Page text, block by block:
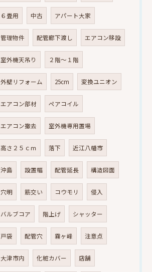
６畳用 中古 アパート大家
管理物件 配管廊下渡し エアコン移設
室外機天吊り ２階～１階
外壁リフォーム 25cm 変換ユニオン
エアコン部材 ペアコイル
エアコン撤去 室外機専用置場
高さ２５ｃｍ 落下 近江八幡市
沖島 設置幅 配管延長 構造図面
穴明 筋交い コウモリ 侵入
バルブコア 階上げ シャッター
戸袋 配管穴 霧ヶ峰 注意点
大津市内 化粧カバー 店舗